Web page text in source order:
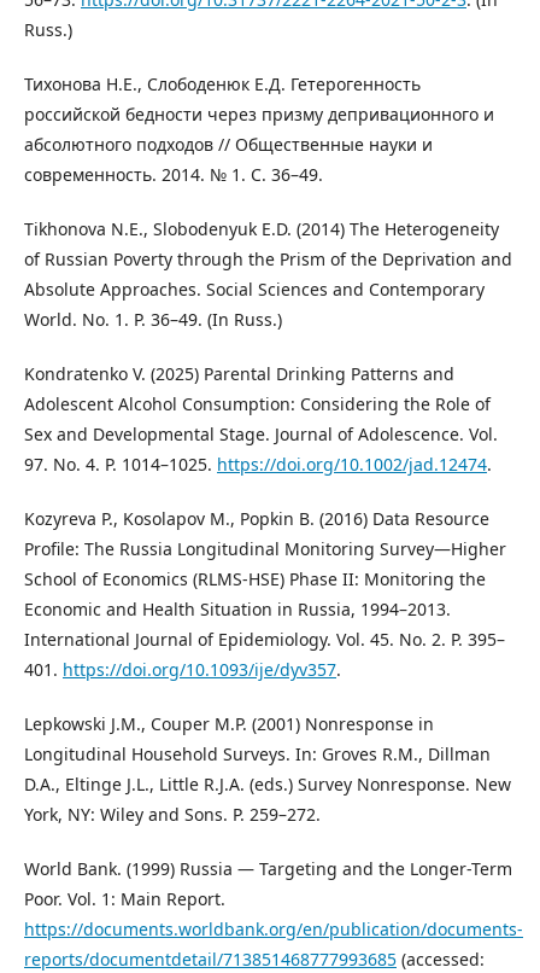
Russ.)
Тихонова Н.Е., Слободенюк Е.Д. Гетерогенность
российской бедности через призму депривационного и
абсолютного подходов // Общественные науки и
современность. 2014. № 1. С. 36–49.
Tikhonova N.E., Slobodenyuk E.D. (2014) The Heterogeneity
of Russian Poverty through the Prism of the Deprivation and
Absolute Approaches. Social Sciences and Contemporary
World. No. 1. P. 36–49. (In Russ.)
Kondratenko V. (2025) Parental Drinking Patterns and
Adolescent Alcohol Consumption: Considering the Role of
Sex and Developmental Stage. Journal of Adolescence. Vol.
97. No. 4. P. 1014–1025. https://doi.org/10.1002/jad.12474.
Kozyreva P., Kosolapov M., Popkin B. (2016) Data Resource
Profile: The Russia Longitudinal Monitoring Survey—Higher
School of Economics (RLMS-HSE) Phase II: Monitoring the
Economic and Health Situation in Russia, 1994–2013.
International Journal of Epidemiology. Vol. 45. No. 2. P. 395–
401. https://doi.org/10.1093/ije/dyv357.
Lepkowski J.M., Couper M.P. (2001) Nonresponse in
Longitudinal Household Surveys. In: Groves R.M., Dillman
D.A., Eltinge J.L., Little R.J.A. (eds.) Survey Nonresponse. New
York, NY: Wiley and Sons. P. 259–272.
World Bank. (1999) Russia — Targeting and the Longer-Term
Poor. Vol. 1: Main Report.
https://documents.worldbank.org/en/publication/documents-
reports/documentdetail/713851468777993685 (accessed: